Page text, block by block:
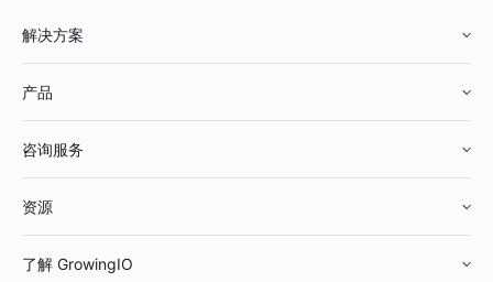
解决方案
鞋服行业
汽车行业
产品
智能运营
咨询服务
资源
了解 GrowingIO